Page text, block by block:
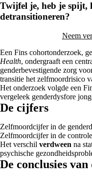
Twijfel je, heb je spijt,
detransitioneren?
Neem
Een Fins cohortonderzoek,
Health, ondergraaft een
genderbevestigende zorg
transitie het zelfmoordrisico
Het onderzoek volgde een
vergeleek genderdysfore
De cijfers
Zelfmoordcijfer in de
Zelfmoordcijfer in de
Het verschil verdween na
psychische
De conclusies